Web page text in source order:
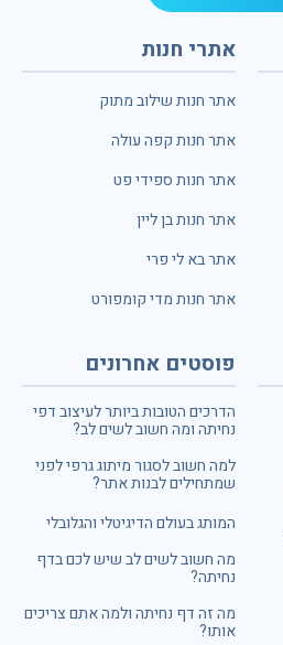
אתרי חנות
אתר חנות שילוב מתוק
אתר חנות קפה עולה
אתר חנות ספידי פט
אתר חנות בן ליין
אתר בא לי פרי
אתר חנות מדי קומפורט
פוסטים אחרונים
הדרכים הטובות ביותר לעיצוב דפי
נחיתה ומה חשוב לשים לב?
למה חשוב לסגור מיתוג גרפי לפני
שמתחילים לבנות אתר?
המותג בעולם הדיגיטלי והגלובלי
מה חשוב לשים לב שיש לכם בדף
נחיתה?
מה זה דף נחיתה ולמה אתם צריכים
אותו?